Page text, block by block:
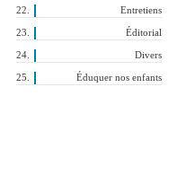
Entretiens
Éditorial
Divers
Éduquer nos enfants